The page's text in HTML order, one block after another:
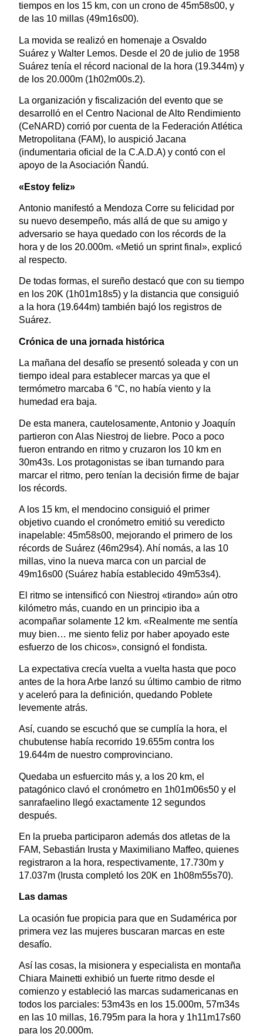
tiempos en los 15 km, con un crono de 45m58s00, y
de las 10 millas (49m16s00).
La movida se realizó en homenaje a Osvaldo
Suárez y Walter Lemos. Desde el 20 de julio de 1958
Suárez tenía el récord nacional de la hora (19.344m) y
de los 20.000m (1h02m00s.2).
La organización y fiscalización del evento que se
desarrolló en el Centro Nacional de Alto Rendimiento
(CeNARD) corrió por cuenta de la Federación Atlética
Metropolitana (FAM), lo auspició Jacana
(indumentaria oficial de la C.A.D.A) y contó con el
apoyo de la Asociación Ñandú.
«Estoy feliz»
Antonio manifestó a Mendoza Corre su felicidad por
su nuevo desempeño, más allá de que su amigo y
adversario se haya quedado con los récords de la
hora y de los 20.000m. «Metió un sprint final», explicó
al respecto.
De todas formas, el sureño destacó que con su tiempo
en los 20K (1h01m18s5) y la distancia que consiguió
a la hora (19.644m) también bajó los registros de
Suárez.
Crónica de una jornada histórica
La mañana del desafío se presentó soleada y con un
tiempo ideal para establecer marcas ya que el
termómetro marcaba 6 °C, no había viento y la
humedad era baja.
De esta manera, cautelosamente, Antonio y Joaquín
partieron con Alas Niestroj de liebre. Poco a poco
fueron entrando en ritmo y cruzaron los 10 km en
30m43s. Los protagonistas se iban turnando para
marcar el ritmo, pero tenían la decisión firme de bajar
los récords.
A los 15 km, el mendocino consiguió el primer
objetivo cuando el cronómetro emitió su veredicto
inapelable: 45m58s00, mejorando el primero de los
récords de Suárez (46m29s4). Ahí nomás, a las 10
millas, vino la nueva marca con un parcial de
49m16s00 (Suárez había establecido 49m53s4).
El ritmo se intensificó con Niestroj «tirando» aún otro
kilómetro más, cuando en un principio iba a
acompañar solamente 12 km. «Realmente me sentía
muy bien… me siento feliz por haber apoyado este
esfuerzo de los chicos», consignó el fondista.
La expectativa crecía vuelta a vuelta hasta que poco
antes de la hora Arbe lanzó su último cambio de ritmo
y aceleró para la definición, quedando Poblete
levemente atrás.
Así, cuando se escuchó que se cumplía la hora, el
chubutense había recorrido 19.655m contra los
19.644m de nuestro comprovinciano.
Quedaba un esfuercito más y, a los 20 km, el
patagónico clavó el cronómetro en 1h01m06s50 y el
sanrafaelino llegó exactamente 12 segundos
después.
En la prueba participaron además dos atletas de la
FAM, Sebastián Irusta y Maximiliano Maffeo, quienes
registraron a la hora, respectivamente, 17.730m y
17.037m (Irusta completó los 20K en 1h08m55s70).
Las damas
La ocasión fue propicia para que en Sudamérica por
primera vez las mujeres buscaran marcas en este
desafío.
Así las cosas, la misionera y especialista en montaña
Chiara Mainetti exhibió un fuerte ritmo desde el
comienzo y estableció las marcas sudamericanas en
todos los parciales: 53m43s en los 15.000m, 57m34s
en las 10 millas, 16.795m para la hora y 1h11m17s60
para los 20.000m.